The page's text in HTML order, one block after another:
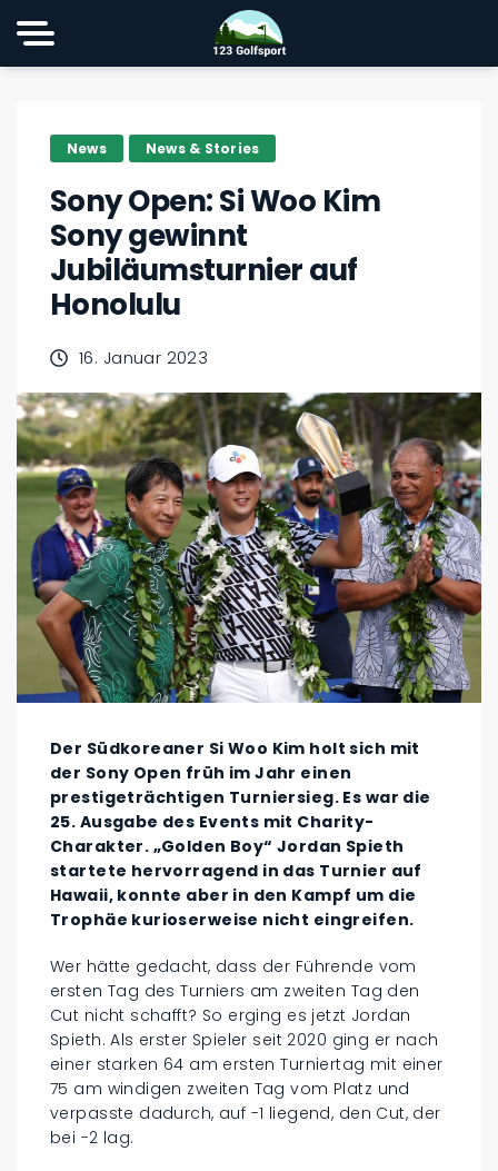
News News & Stories
Sony Open: Si Woo Kim
Sony gewinnt
Jubiläumsturnier auf
Honolulu
16. Januar 2023
Der Südkoreaner Si Woo Kim holt sich mit
der Sony Open früh im Jahr einen
prestigeträchtigen Turniersieg. Es war die
25. Ausgabe des Events mit Charity-
Charakter. „Golden Boy“ Jordan Spieth
startete hervorragend in das Turnier auf
Hawaii, konnte aber in den Kampf um die
Trophäe kurioserweise nicht eingreifen.
Wer hätte gedacht, dass der Führende vom
ersten Tag des Turniers am zweiten Tag den
Cut nicht schafft? So erging es jetzt Jordan
Spieth. Als erster Spieler seit 2020 ging er nach
einer starken 64 am ersten Turniertag mit einer
75 am windigen zweiten Tag vom Platz und
verpasste dadurch, auf -1 liegend, den Cut, der
bei -2 lag.